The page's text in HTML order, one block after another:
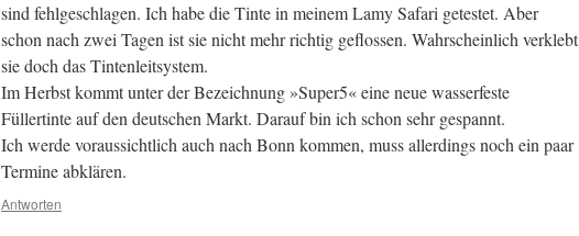
sind fehlgeschlagen. Ich habe die Tinte in meinem Lamy Safari getestet. Aber
schon nach zwei Tagen ist sie nicht mehr richtig geflossen. Wahrscheinlich verklebt
sie doch das Tintenleitsystem.
Im Herbst kommt unter der Bezeichnung »Super5« eine neue wasserfeste
Füllertinte auf den deutschen Markt. Darauf bin ich schon sehr gespannt.
Ich werde voraussichtlich auch nach Bonn kommen, muss allerdings noch ein paar
Termine abklären.
Antworten